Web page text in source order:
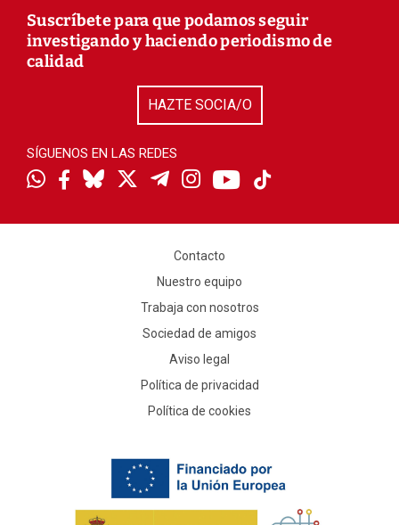
Suscríbete para que podamos seguir
investigando y haciendo periodismo de
calidad
HAZTE SOCIA/O
SÍGUENOS EN LAS REDES
Contacto
Nuestro equipo
Trabaja con nosotros
Sociedad de amigos
Aviso legal
Política de privacidad
Política de cookies